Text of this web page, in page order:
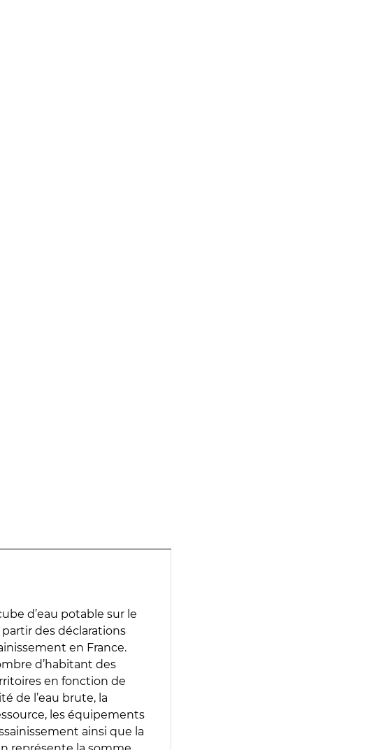
d’eau potable sur le
des déclarations
en France.
d’habitant des
en fonction de
de l’eau brute, la
les équipements
ainsi que la